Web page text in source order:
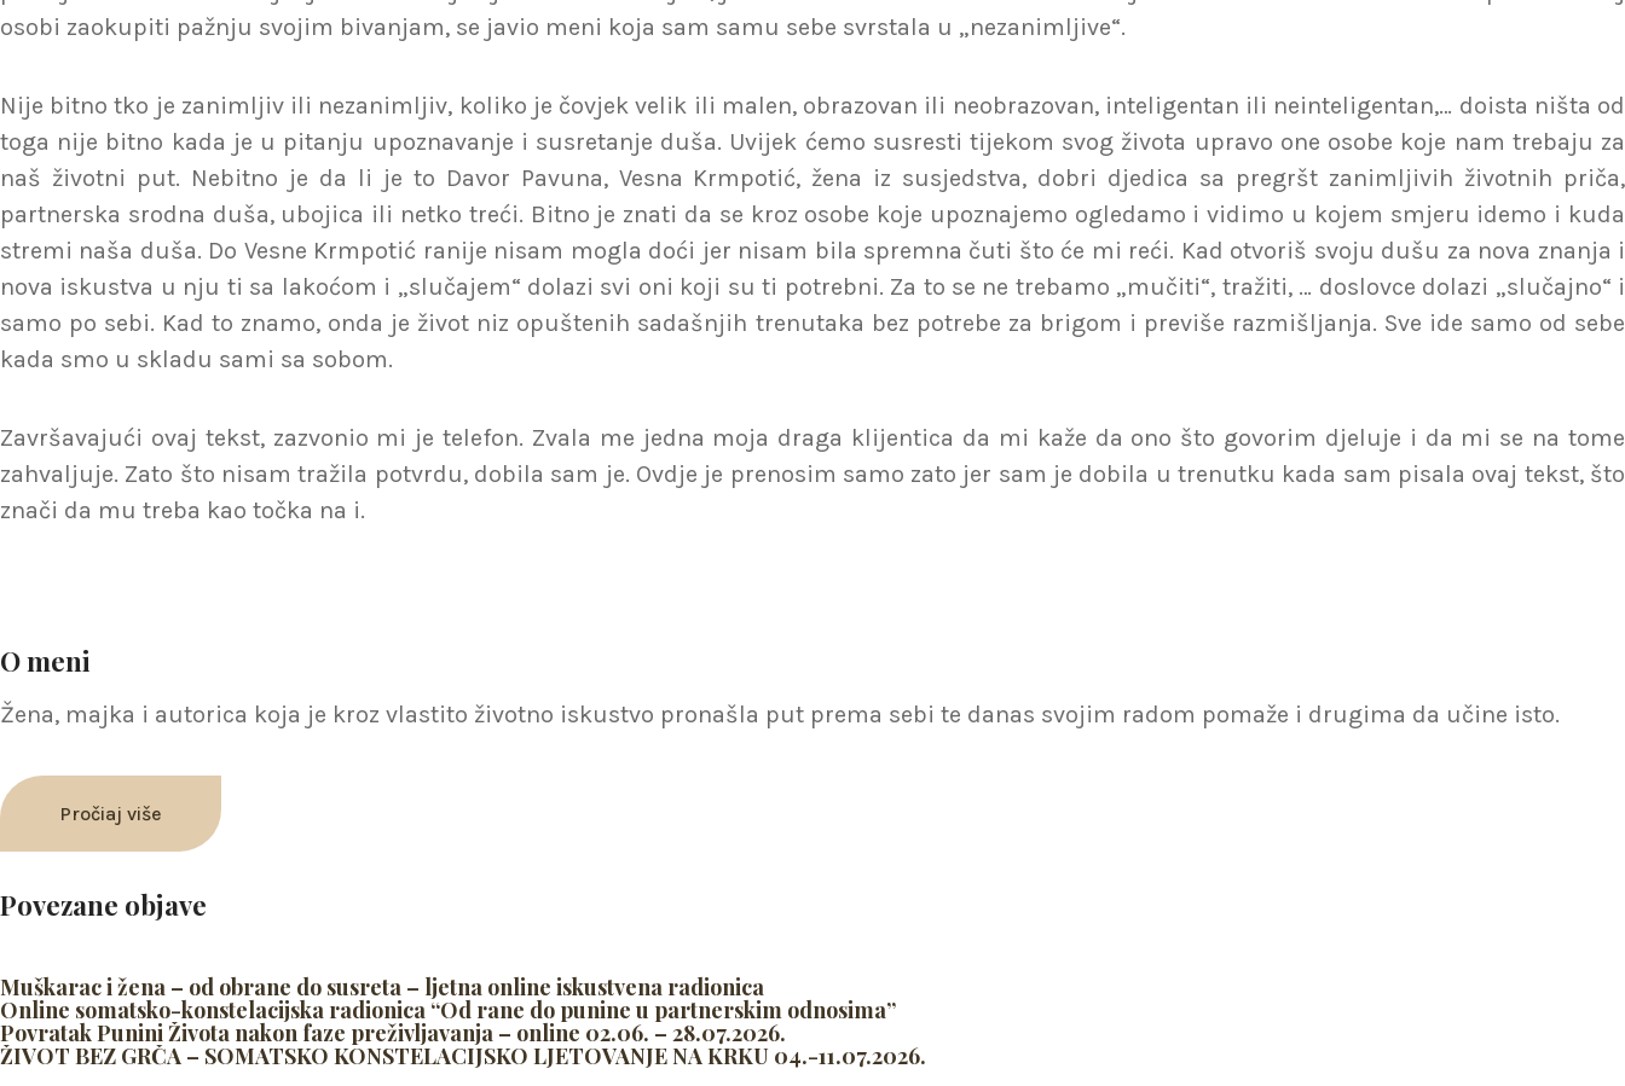
osobi zaokupiti pažnju svojim bivanjam, se javio meni koja sam samu sebe svrstala u „nezanimljive“.
Nije bitno tko je zanimljiv ili nezanimljiv, koliko je čovjek velik ili malen, obrazovan ili neobrazovan, inteligentan ili neinteligentan,… doista ništa od
toga nije bitno kada je u pitanju upoznavanje i susretanje duša. Uvijek ćemo susresti tijekom svog života upravo one osobe koje nam trebaju za
naš životni put. Nebitno je da li je to Davor Pavuna, Vesna Krmpotić, žena iz susjedstva, dobri djedica sa pregršt zanimljivih životnih priča,
partnerska srodna duša, ubojica ili netko treći. Bitno je znati da se kroz osobe koje upoznajemo ogledamo i vidimo u kojem smjeru idemo i kuda
stremi naša duša. Do Vesne Krmpotić ranije nisam mogla doći jer nisam bila spremna čuti što će mi reći. Kad otvoriš svoju dušu za nova znanja i
nova iskustva u nju ti sa lakoćom i „slučajem“ dolazi svi oni koji su ti potrebni. Za to se ne trebamo „mučiti“, tražiti, … doslovce dolazi „slučajno“ i
samo po sebi. Kad to znamo, onda je život niz opuštenih sadašnjih trenutaka bez potrebe za brigom i previše razmišljanja. Sve ide samo od sebe
kada smo u skladu sami sa sobom.
Završavajući ovaj tekst, zazvonio mi je telefon. Zvala me jedna moja draga klijentica da mi kaže da ono što govorim djeluje i da mi se na tome
zahvaljuje. Zato što nisam tražila potvrdu, dobila sam je. Ovdje je prenosim samo zato jer sam je dobila u trenutku kada sam pisala ovaj tekst, što
znači da mu treba kao točka na i.
O meni
Žena, majka i autorica koja je kroz vlastito životno iskustvo pronašla put prema sebi te danas svojim radom pomaže i drugima da učine isto.
Pročiaj više
Povezane objave
Muškarac i žena – od obrane do susreta – ljetna online iskustvena radionica
Online somatsko-konstelacijska radionica “Od rane do punine u partnerskim odnosima”
Povratak Punini Života nakon faze preživljavanja – online 02.06. – 28.07.2026.
ŽIVOT BEZ GRČA – SOMATSKO KONSTELACIJSKO LJETOVANJE NA KRKU 04.-11.07.2026.